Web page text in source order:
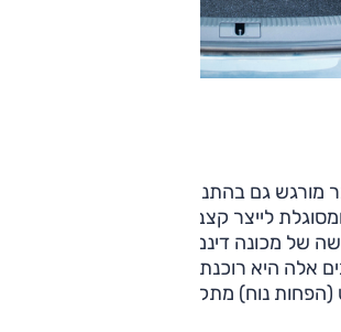
מורגש גם בהתנהגות הכביש שלה. היא
לייצר קצב מפתיע בפניות. מצד שני
של מכונה דינמית, בייחוד ודווקא במצבי
אלה היא רוכנת ואינה מרוסנת מספיק.
נוח) מתקנת זאת, אך עדיין אינה